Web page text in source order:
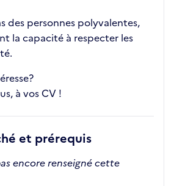
des personnes polyvalentes,
la capacité à respecter les
à vos CV !
et prérequis
encore renseigné cette